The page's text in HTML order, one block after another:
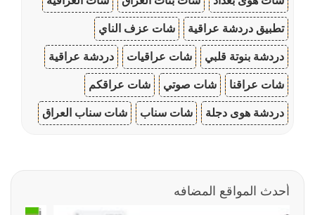
تطبيق دردشة عراقية شات عزف الناي
دردشة بنوتة قلبي شات عراقيات دردشة عراقية
شات عراقنا شات صوتي شات عراقكم
دردشة هوى دجلة شات سناب شات سناب العراق
أحدث المواقع المضافه